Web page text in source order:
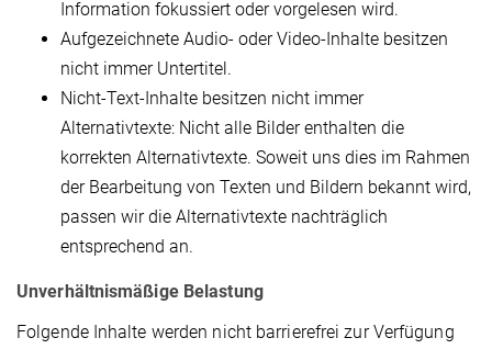
Information fokussiert oder vorgelesen wird.
Aufgezeichnete Audio- oder Video-Inhalte besitzen
nicht immer Untertitel.
Nicht-Text-Inhalte besitzen nicht immer
Alternativtexte: Nicht alle Bilder enthalten die
korrekten Alternativtexte. Soweit uns dies im Rahmen
der Bearbeitung von Texten und Bildern bekannt wird,
passen wir die Alternativtexte nachträglich
entsprechend an.
Unverhältnismäßige Belastung
Folgende Inhalte werden nicht barrierefrei zur Verfügung